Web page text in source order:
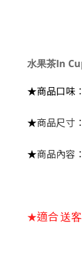
水果茶In
★商品口味 ：
★商品尺寸
★商品內容
果乾(芒
★適合送